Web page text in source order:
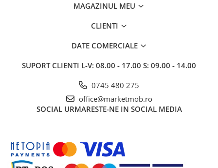
MAGAZINUL MEU
CLIENTI
DATE COMERCIALE
SUPORT CLIENTI L-V: 08.00 - 17.00 S: 09.00 - 14.00
0745 480 275
office@marketmob.ro
SOCIAL URMARESTE-NE IN SOCIAL MEDIA